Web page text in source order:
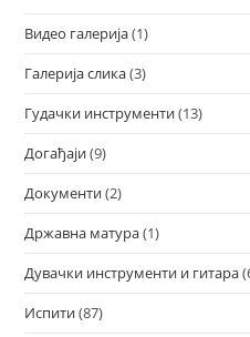
Видео галерија(1)
Галерија слика(3)
Гудачки инструменти(13)
Догађаји(9)
Документи(2)
Државна матура(1)
Дувачки инструменти и гитара
Испити(87)